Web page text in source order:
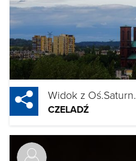
Widok z Oś.Saturn.
CZELADŹ